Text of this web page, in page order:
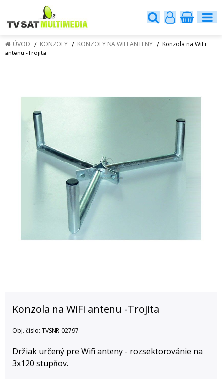
ÚVOD KONZOLY KONZOLY NA WIFI ANTENY
Konzola na WiFi
antenu -Trojita
Konzola na WiFi antenu -Trojita
Obj. čislo: TVSNR-02797
Držiak určený pre Wifi anteny - rozsektorovánie na
3x120 stupňov.